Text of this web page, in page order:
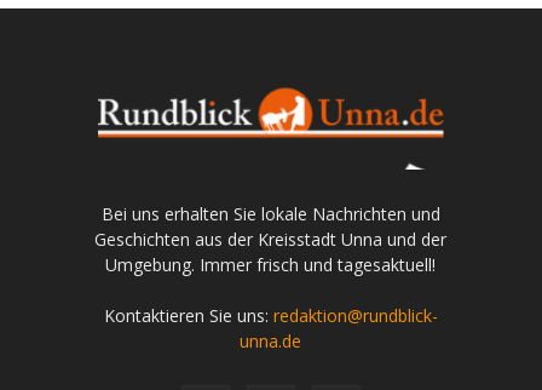
Bei uns erhalten Sie lokale Nachrichten und
Geschichten aus der Kreisstadt Unna und der
Umgebung. Immer frisch und tagesaktuell!
Kontaktieren Sie uns: redaktion@rundblick-
unna.de